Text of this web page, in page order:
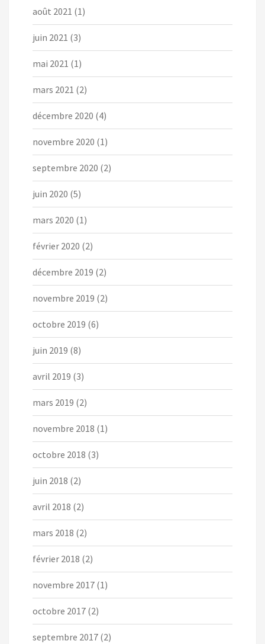
août 2021 (1)
juin 2021 (3)
mai 2021 (1)
mars 2021 (2)
décembre 2020 (4)
novembre 2020 (1)
septembre 2020 (2)
juin 2020 (5)
mars 2020 (1)
février 2020 (2)
décembre 2019 (2)
novembre 2019 (2)
octobre 2019 (6)
juin 2019 (8)
avril 2019 (3)
mars 2019 (2)
novembre 2018 (1)
octobre 2018 (3)
juin 2018 (2)
avril 2018 (2)
mars 2018 (2)
février 2018 (2)
novembre 2017 (1)
octobre 2017 (2)
septembre 2017 (2)